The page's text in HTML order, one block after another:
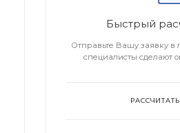
Быстрый
Отправьте Вашу заявку
специалисты сделают